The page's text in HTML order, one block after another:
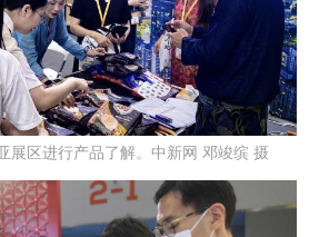
展区进行产品了解。中新网 邓竣缤 摄